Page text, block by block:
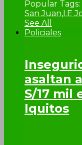
Popular Tags:
San Juan, I.E
See All
Policiales
asaltan
S/17 mil
Iquitos